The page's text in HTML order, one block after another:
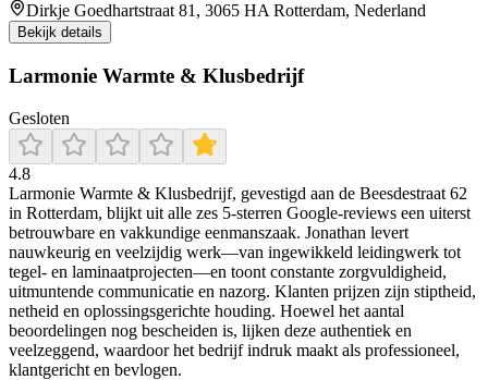
Dirkje Goedhartstraat 81, 3065 HA Rotterdam, Nederland
Bekijk details
Larmonie Warmte & Klusbedrijf
Gesloten
4.8
Larmonie Warmte & Klusbedrijf, gevestigd aan de Beesdestraat 62
in Rotterdam, blijkt uit alle zes 5‑sterren Google‑reviews een uiterst
betrouwbare en vakkundige eenmanszaak. Jonathan levert
nauwkeurig en veelzijdig werk—van ingewikkeld leidingwerk tot
tegel‐ en laminaatprojecten—en toont constante zorgvuldigheid,
uitmuntende communicatie en nazorg. Klanten prijzen zijn stiptheid,
netheid en oplossingsgerichte houding. Hoewel het aantal
beoordelingen nog bescheiden is, lijken deze authentiek en
veelzeggend, waardoor het bedrijf indruk maakt als professioneel,
klantgericht en bevlogen.